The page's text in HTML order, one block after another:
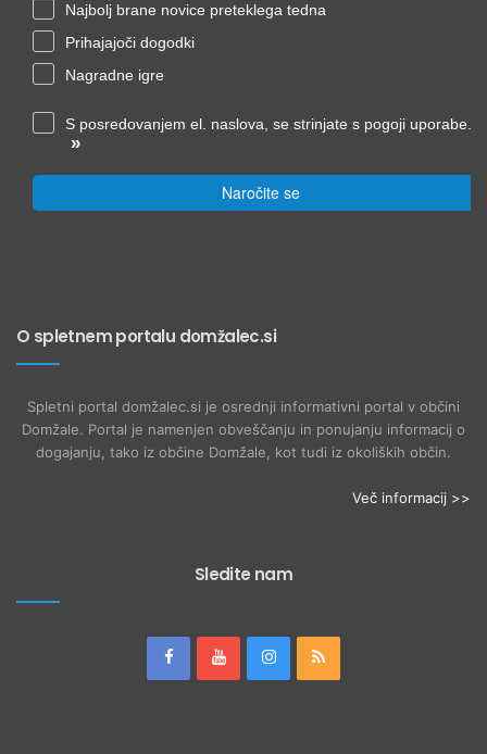
Najbolj brane novice preteklega tedna
Prihajajoči dogodki
Nagradne igre
S posredovanjem el. naslova, se strinjate s pogoji uporabe.
»
Naročite se
O spletnem portalu domžalec.si
Spletni portal domžalec.si je osrednji informativni portal v občini
Domžale. Portal je namenjen obveščanju in ponujanju informacij o
dogajanju, tako iz občine Domžale, kot tudi iz okoliških občin.
Več informacij >>
Sledite nam